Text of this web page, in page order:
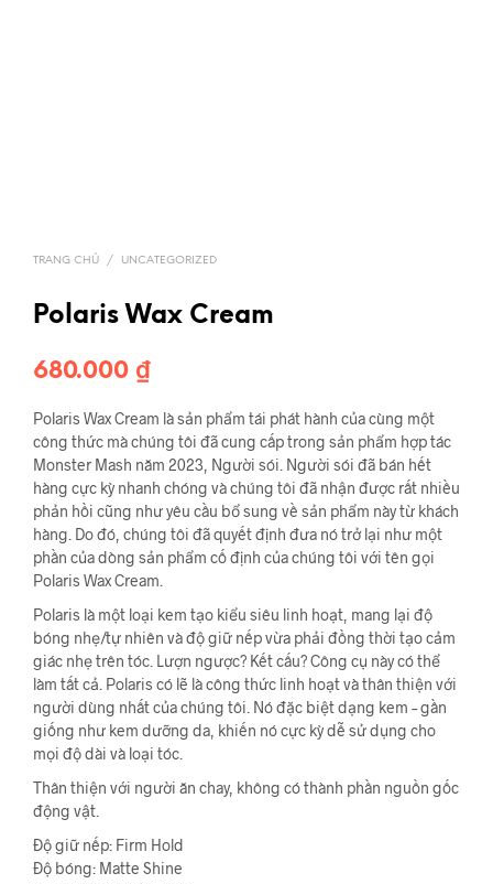
TRANG CHỦ / UNCATEGORIZED
Polaris Wax Cream
680.000 ₫
Polaris Wax Cream là sản phẩm tái phát hành của cùng một
công thức mà chúng tôi đã cung cấp trong sản phẩm hợp tác
Monster Mash năm 2023, Người sói. Người sói đã bán hết
hàng cực kỳ nhanh chóng và chúng tôi đã nhận được rất nhiều
phản hồi cũng như yêu cầu bổ sung về sản phẩm này từ khách
hàng. Do đó, chúng tôi đã quyết định đưa nó trở lại như một
phần của dòng sản phẩm cố định của chúng tôi với tên gọi
Polaris Wax Cream.
Polaris là một loại kem tạo kiểu siêu linh hoạt, mang lại độ
bóng nhẹ/tự nhiên và độ giữ nếp vừa phải đồng thời tạo cảm
giác nhẹ trên tóc. Lượn ngược? Kết cấu? Công cụ này có thể
làm tất cả. Polaris có lẽ là công thức linh hoạt và thân thiện với
người dùng nhất của chúng tôi. Nó đặc biệt dạng kem – gần
giống như kem dưỡng da, khiến nó cực kỳ dễ sử dụng cho
mọi độ dài và loại tóc.
Thân thiện với người ăn chay, không có thành phần nguồn gốc
động vật.
Độ giữ nếp: Firm Hold
Độ bóng: Matte Shine